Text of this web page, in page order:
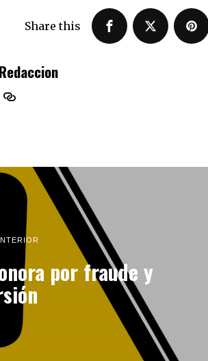
Share this
Redaccion
por fraude y